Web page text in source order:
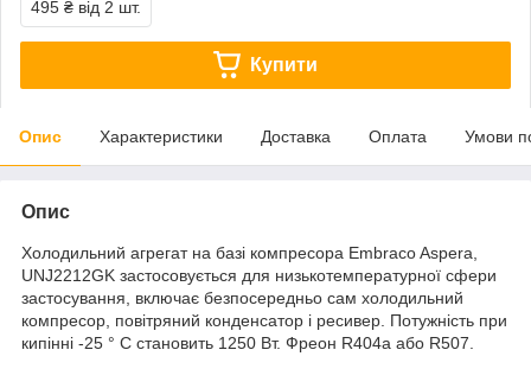
495 ₴ від 2 шт.
Купити
Опис Характеристики Доставка Оплата Умови
Опис
Холодильний агрегат на базі компресора Embraco Aspera,
UNJ2212GK застосовується для низькотемпературної сфери
застосування, включає безпосередньо сам холодильний
компресор, повітряний конденсатор і ресивер. Потужність при
кипінні -25 ° С становить 1250 Вт. Фреон R404a або R507.